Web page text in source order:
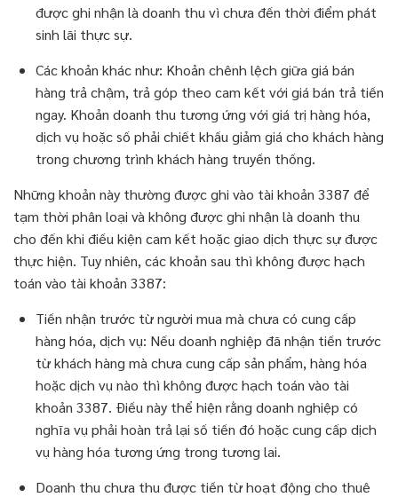
được ghi nhận là doanh thu vì chưa đến thời điểm phát
sinh lãi thực sự.
Các khoản khác như: Khoản chênh lệch giữa giá bán
hàng trả chậm, trả góp theo cam kết với giá bán trả tiền
ngay. Khoản doanh thu tương ứng với giá trị hàng hóa,
dịch vụ hoặc số phải chiết khấu giảm giá cho khách hàng
trong chương trình khách hàng truyền thống.
Những khoản này thường được ghi vào tài khoản 3387 để
tạm thời phân loại và không được ghi nhận là doanh thu
cho đến khi điều kiện cam kết hoặc giao dịch thực sự được
thực hiện. Tuy nhiên, các khoản sau thì không được hạch
toán vào tài khoản 3387:
Tiền nhận trước từ người mua mà chưa có cung cấp
hàng hóa, dịch vụ: Nếu doanh nghiệp đã nhận tiền trước
từ khách hàng mà chưa cung cấp sản phẩm, hàng hóa
hoặc dịch vụ nào thì không được hạch toán vào tài
khoản 3387. Điều này thể hiện rằng doanh nghiệp có
nghĩa vụ phải hoàn trả lại số tiền đó hoặc cung cấp dịch
vụ hàng hóa tương ứng trong tương lai.
Doanh thu chưa thu được tiền từ hoạt động cho thuê